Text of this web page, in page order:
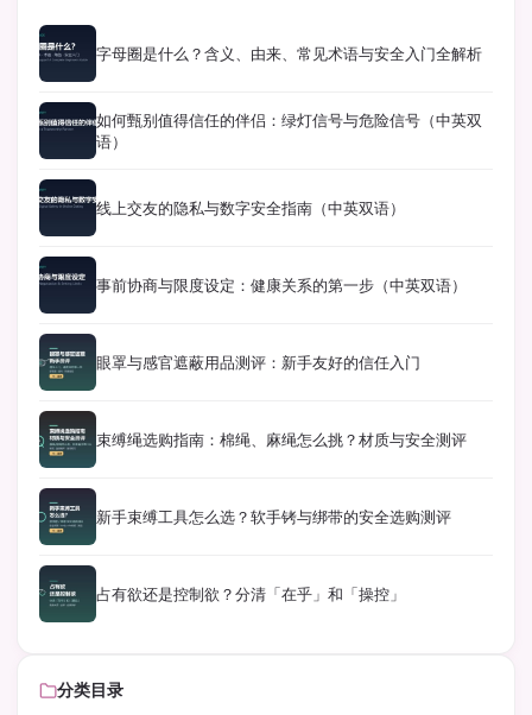
字母圈是什么？含义、由来、常见术语与安全入门全解析
如何甄别值得信任的伴侣：绿灯信号与危险信号（中英双
语）
线上交友的隐私与数字安全指南（中英双语）
事前协商与限度设定：健康关系的第一步（中英双语）
眼罩与感官遮蔽用品测评：新手友好的信任入门
束缚绳选购指南：棉绳、麻绳怎么挑？材质与安全测评
新手束缚工具怎么选？软手铐与绑带的安全选购测评
占有欲还是控制欲？分清「在乎」和「操控」
分类目录